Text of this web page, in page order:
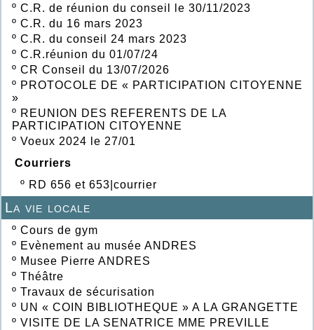
º C.R. de réunion du conseil le 30/11/2023
º C.R. du 16 mars 2023
º C.R. du conseil 24 mars 2023
º C.R.réunion du 01/07/24
º CR Conseil du 13/07/2026
º PROTOCOLE DE « PARTICIPATION CITOYENNE
»
º REUNION DES REFERENTS DE LA
PARTICIPATION CITOYENNE
º Voeux 2024 le 27/01
Courriers
º RD 656 et 653|courrier
La vie locale
º Cours de gym
º Evènement au musée ANDRES
º Musee Pierre ANDRES
º Théâtre
º Travaux de sécurisation
º UN « COIN BIBLIOTHEQUE » A LA GRANGETTE
º VISITE DE LA SENATRICE MME PREVILLE